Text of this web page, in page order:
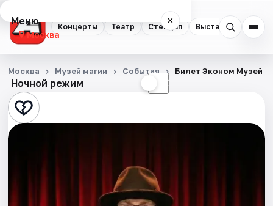
Концерты Театр Стендап Выставки
Меню ×
Москва
Концерты
Театр
Стендап
Ночной режим ☾
Москва Музей магии События Билет Эконом Музей